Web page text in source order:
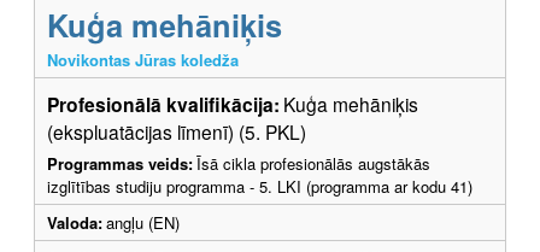
Kuģa mehāniķis
Novikontas Jūras koledža
Profesionālā kvalifikācija: Kuģa mehāniķis
(ekspluatācijas līmenī) (5. PKL)
Programmas veids:Īsā cikla profesionālās augstākās
izglītības studiju programma - 5. LKI (programma ar kodu 41)
Valoda:angļu (EN)